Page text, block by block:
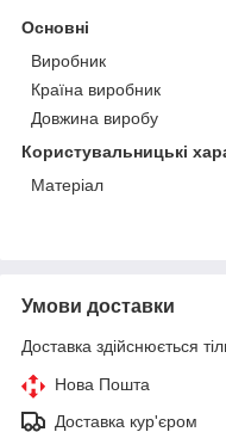
Основні
Виробник
Країна виробник
Довжина виробу
Користувальницькі
Матеріал
Умови доставки
Доставка здійснюється
Нова Пошта
Доставка кур'єром